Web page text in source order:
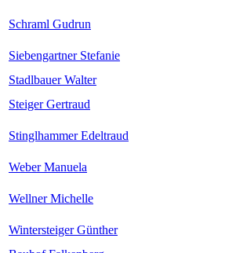
Schraml Gudrun
Siebengartner Stefanie
Stadlbauer Walter
Steiger Gertraud
Stinglhammer Edeltraud
Weber Manuela
Wellner Michelle
Wintersteiger Günther